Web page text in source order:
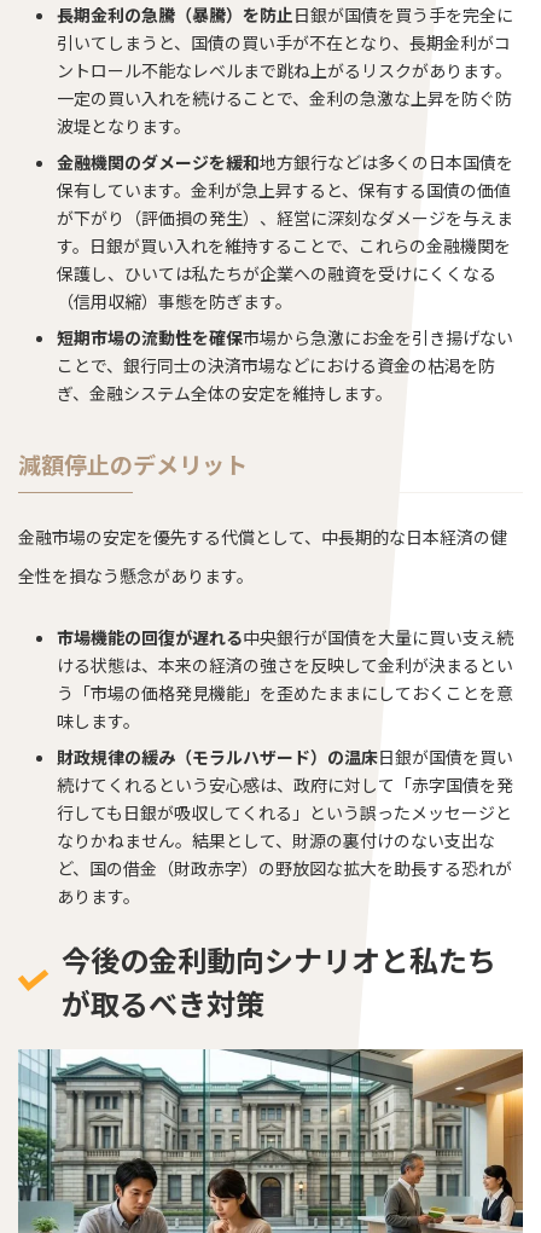
長期金利の急騰（暴騰）を防止日銀が国債を買う手を完全に
引いてしまうと、国債の買い手が不在となり、長期金利がコ
ントロール不能なレベルまで跳ね上がるリスクがあります。
一定の買い入れを続けることで、金利の急激な上昇を防ぐ防
波堤となります。
金融機関のダメージを緩和地方銀行などは多くの日本国債を
保有しています。金利が急上昇すると、保有する国債の価値
が下がり（評価損の発生）、経営に深刻なダメージを与えま
す。日銀が買い入れを維持することで、これらの金融機関を
保護し、ひいては私たちが企業への融資を受けにくくなる
（信用収縮）事態を防ぎます。
短期市場の流動性を確保市場から急激にお金を引き揚げない
ことで、銀行同士の決済市場などにおける資金の枯渇を防
ぎ、金融システム全体の安定を維持します。
減額停止のデメリット
金融市場の安定を優先する代償として、中長期的な日本経済の健
全性を損なう懸念があります。
市場機能の回復が遅れる中央銀行が国債を大量に買い支え続
ける状態は、本来の経済の強さを反映して金利が決まるとい
う「市場の価格発見機能」を歪めたままにしておくことを意
味します。
財政規律の緩み（モラルハザード）の温床日銀が国債を買い
続けてくれるという安心感は、政府に対して「赤字国債を発
行しても日銀が吸収してくれる」という誤ったメッセージと
なりかねません。結果として、財源の裏付けのない支出な
ど、国の借金（財政赤字）の野放図な拡大を助長する恐れが
あります。
今後の金利動向シナリオと私たち
が取るべき対策